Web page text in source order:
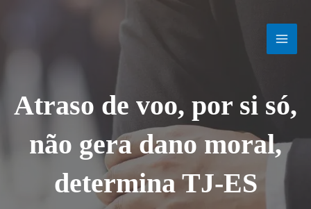
Atraso de voo, por si só,
não gera dano moral,
determina TJ-ES